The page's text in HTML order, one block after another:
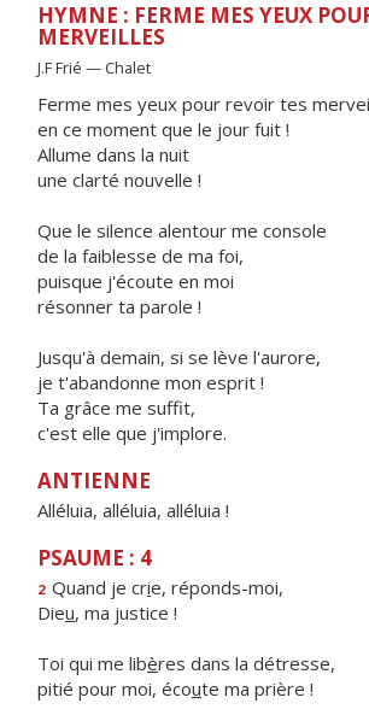
HYMNE : FERME MES YEUX
MERVEILLES
J.F Frié — Chalet
Ferme mes yeux pour revoir tes
en ce moment que le jour fuit !
Allume dans la nuit
une clarté nouvelle !
Que le silence alentour me console
de la faiblesse de ma foi,
puisque j'écoute en moi
résonner ta parole !
Jusqu'à demain, si se lève l'aurore,
je t'abandonne mon esprit !
Ta grâce me suffit,
c'est elle que j'implore.
ANTIENNE
Alléluia, alléluia, alléluia !
PSAUME : 4
2 Quand je crie, réponds-moi,
Dieu, ma justice !
Toi qui me libères dans la détresse,
pitié pour moi, écoute ma prière !